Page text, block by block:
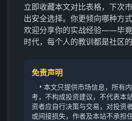
立即收藏本文对比表格，下次
出安全选择。你更倾向哪种方
欢迎分享你的实战经验——毕
时代，每个人的教训都是社区的
免责声明
• 本文只提供市场信息，所有
考，不构成投资建议，不代表本
资者应自行决策与交易，对投资
或间接损失，作者及本站不承担